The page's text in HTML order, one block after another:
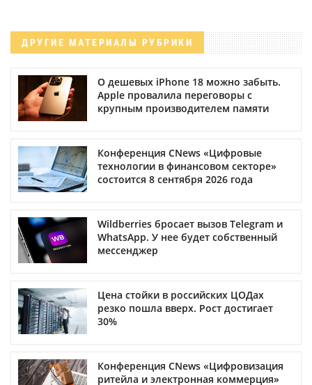
ДРУГИЕ МАТЕРИАЛЫ РУБРИКИ
О дешевых iPhone 18 можно забыть.
Apple провалила переговоры с
крупным производителем памяти
Конференция CNews «Цифровые
технологии в финансовом секторе»
состоится 8 сентября 2026 года
Wildberries бросает вызов Telegram и
WhatsApp. У нее будет собственный
мессенджер
Цена стойки в российских ЦОДах
резко пошла вверх. Рост достигает
30%
Конференция CNews «Цифровизация
ритейла и электронная коммерция»